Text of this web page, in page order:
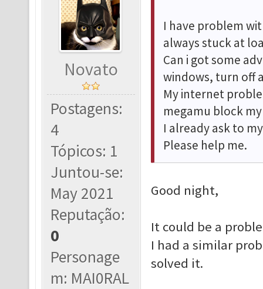
Novato
Postagens:
4
Tópicos: 1
Juntou-se:
May 2021
Reputação:
0
Personage
m: MAI0RAL
I have problem
always stuck at
Can i got some
windows, turn off
My internet
megamu block
I already ask to
Please help me.
Good night,
It could be a
I had a similar
solved it.